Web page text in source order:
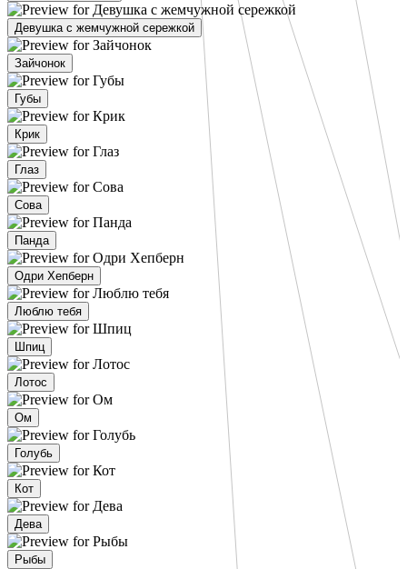
Девушка с жемчужной сережкой
Зайчонок
Губы
Крик
Глаз
Сова
Панда
Одри Хепберн
Люблю тебя
Шпиц
Лотос
Ом
Голубь
Кот
Дева
Рыбы